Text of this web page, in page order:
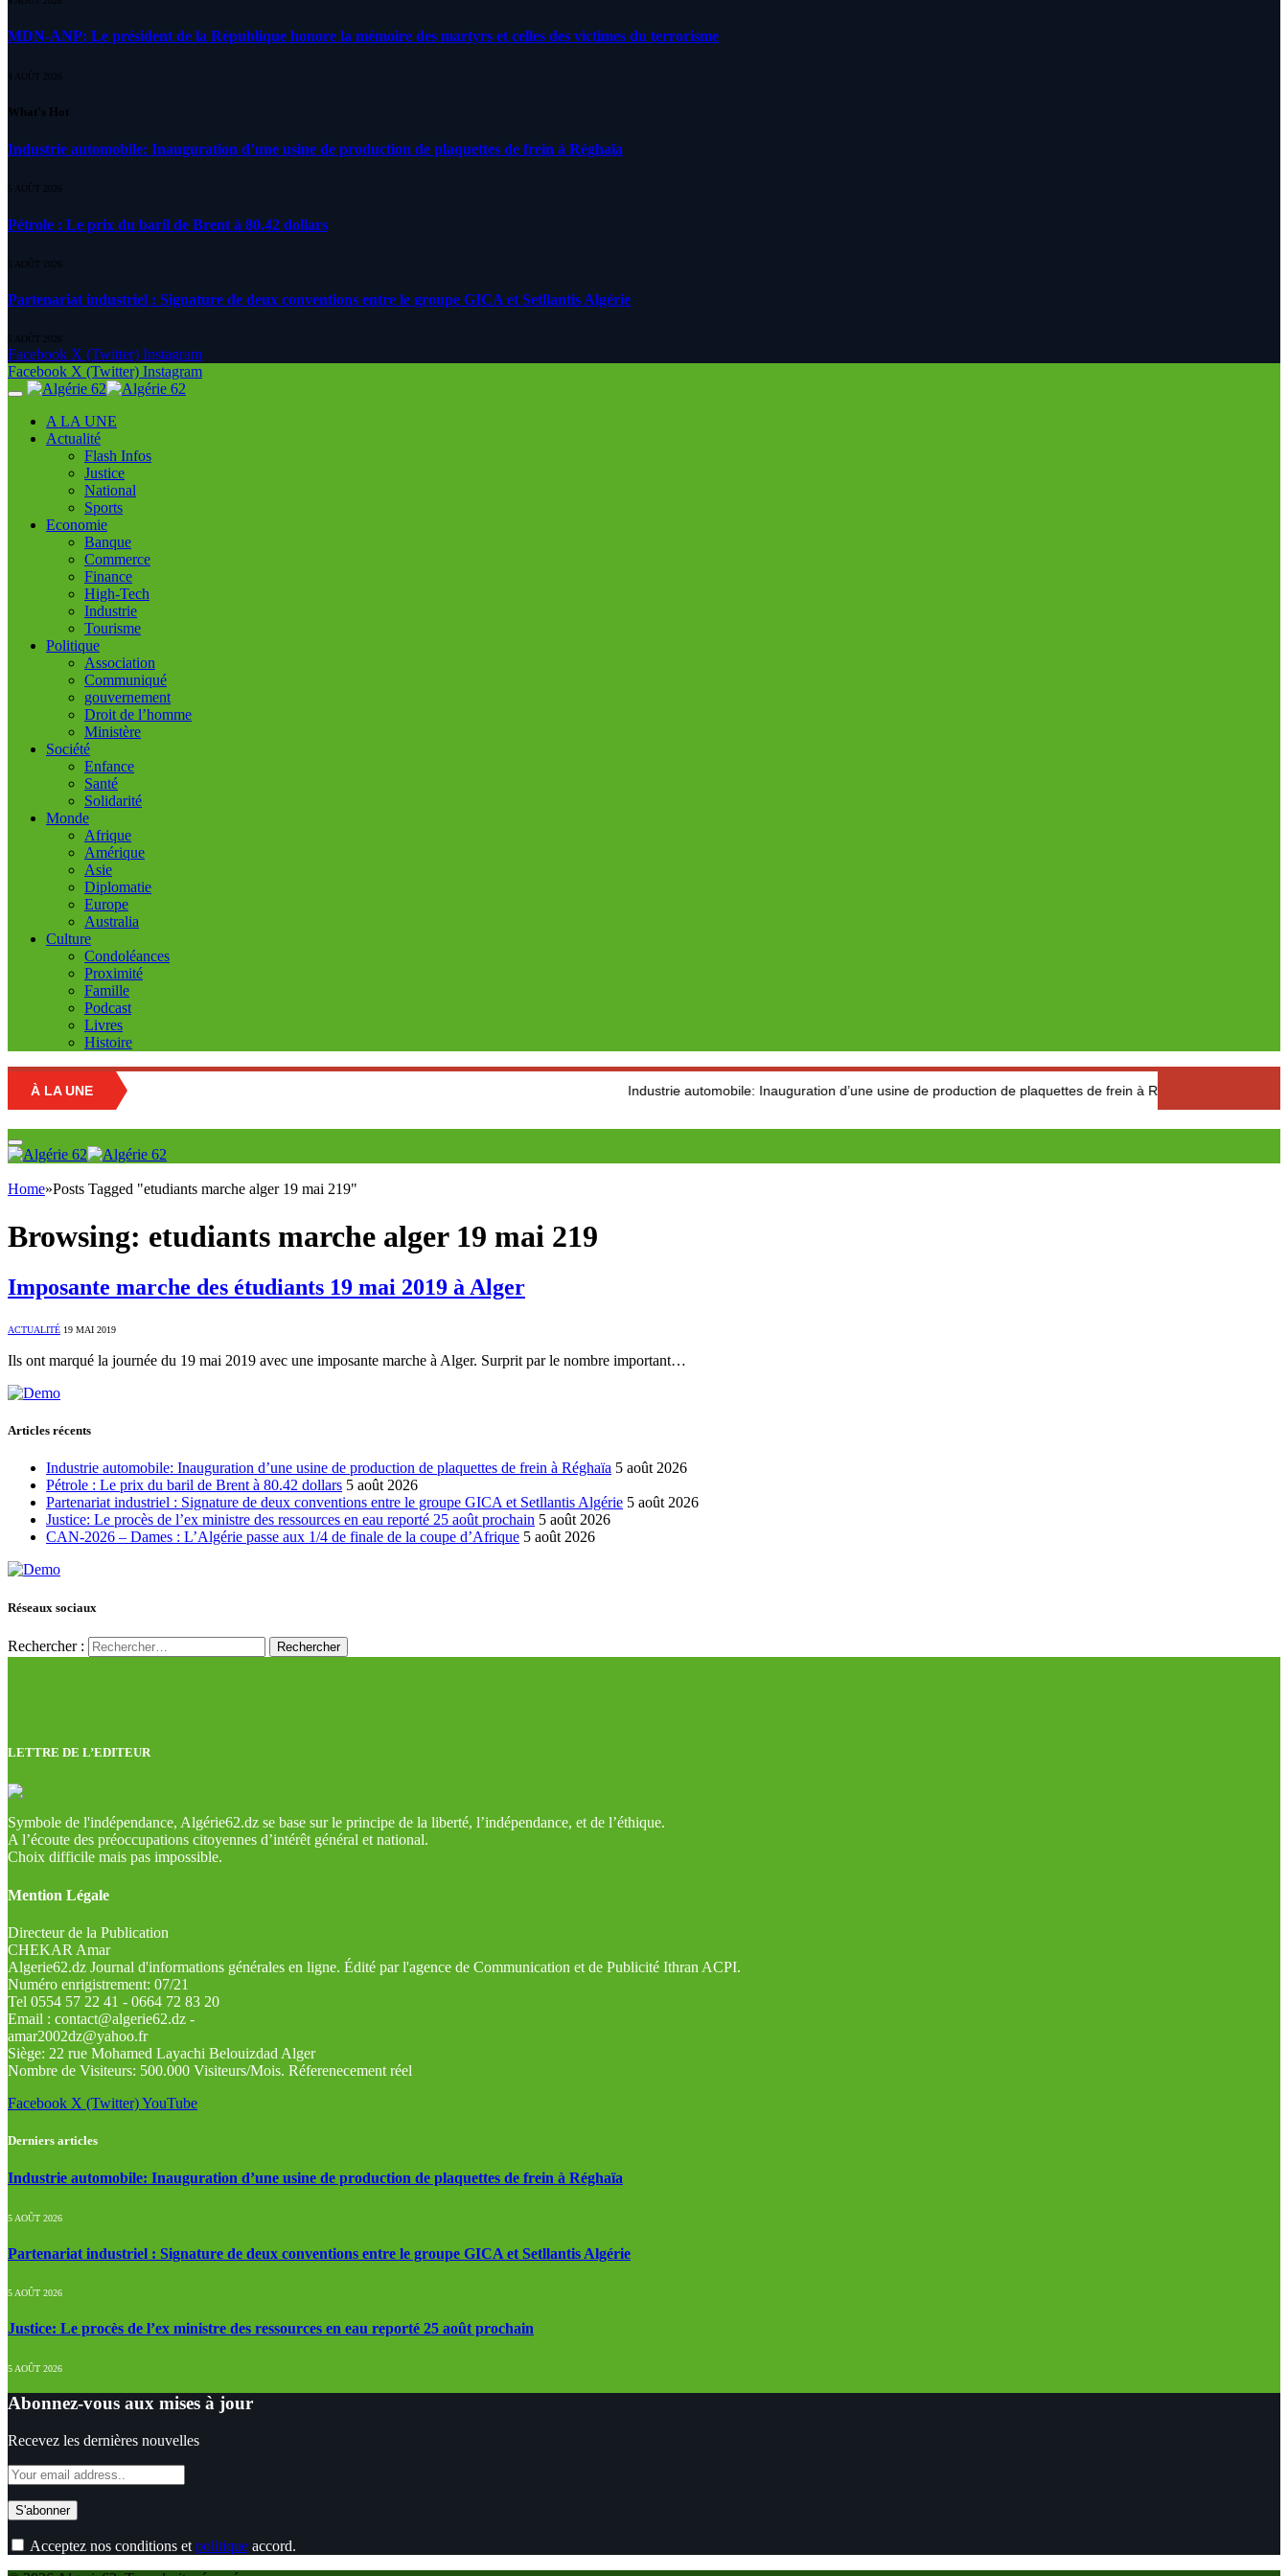
MDN-ANP: Le président de la République honore la mémoire des martyrs et celles des victimes du terrorisme
4 AOÛT 2026
What's Hot
Industrie automobile: Inauguration d’une usine de production de plaquettes de frein à Réghaïa
5 AOÛT 2026
Pétrole : Le prix du baril de Brent à 80.42 dollars
5 AOÛT 2026
Partenariat industriel : Signature de deux conventions entre le groupe GICA et Setllantis Algérie
5 AOÛT 2026
Facebook X (Twitter) Instagram
Facebook X (Twitter) Instagram
A LA UNE
Actualité
Flash Infos
Justice
National
Sports
Economie
Banque
Commerce
Finance
High-Tech
Industrie
Tourisme
Politique
Association
Communiqué
gouvernement
Droit de l’homme
Ministère
Société
Enfance
Santé
Solidarité
Monde
Afrique
Amérique
Asie
Diplomatie
Europe
Australia
Culture
Condoléances
Proximité
Famille
Podcast
Livres
Histoire
À LA UNE Industrie automobile: Inauguration d’une usine de production de plaquettes de frein à Réghaïa
Home»Posts Tagged "etudiants marche alger 19 mai 219"
Browsing: etudiants marche alger 19 mai 219
Imposante marche des étudiants 19 mai 2019 à Alger
ACTUALITÉ 19 MAI 2019
Ils ont marqué la journée du 19 mai 2019 avec une imposante marche à Alger. Surprit par le nombre important…
Articles récents
Industrie automobile: Inauguration d’une usine de production de plaquettes de frein à Réghaïa 5 août 2026
Pétrole : Le prix du baril de Brent à 80.42 dollars 5 août 2026
Partenariat industriel : Signature de deux conventions entre le groupe GICA et Setllantis Algérie 5 août 2026
Justice: Le procès de l’ex ministre des ressources en eau reporté 25 août prochain 5 août 2026
CAN-2026 – Dames : L’Algérie passe aux 1/4 de finale de la coupe d’Afrique 5 août 2026
Réseaux sociaux
Rechercher :
LETTRE DE L’EDITEUR
Symbole de l'indépendance, Algérie62.dz se base sur le principe de la liberté, l’indépendance, et de l’éthique.
A l’écoute des préoccupations citoyennes d’intérêt général et national.
Choix difficile mais pas impossible.
Mention Légale
Directeur de la Publication
CHEKAR Amar
Algerie62.dz Journal d'informations générales en ligne. Édité par l'agence de Communication et de Publicité Ithran ACPI.
Numéro enrigistrement: 07/21
Tel 0554 57 22 41 - 0664 72 83 20
Email : contact@algerie62.dz -
amar2002dz@yahoo.fr
Siège: 22 rue Mohamed Layachi Belouizdad Alger
Nombre de Visiteurs: 500.000 Visiteurs/Mois. Réferenecement réel
Facebook X (Twitter)YouTube
Derniers articles
Industrie automobile: Inauguration d’une usine de production de plaquettes de frein à Réghaïa
5 AOÛT 2026
Partenariat industriel : Signature de deux conventions entre le groupe GICA et Setllantis Algérie
5 AOÛT 2026
Justice: Le procès de l’ex ministre des ressources en eau reporté 25 août prochain
5 AOÛT 2026
Abonnez-vous aux mises à jour
Recevez les dernières nouvelles
Acceptez nos conditions et politique accord.